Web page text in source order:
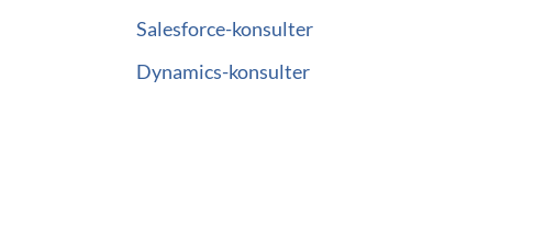
Salesforce-konsulter
Dynamics-konsulter